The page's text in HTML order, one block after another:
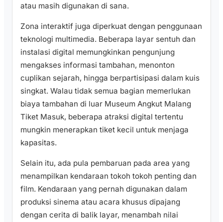
atau masih digunakan di sana.
Zona interaktif juga diperkuat dengan penggunaan
teknologi multimedia. Beberapa layar sentuh dan
instalasi digital memungkinkan pengunjung
mengakses informasi tambahan, menonton
cuplikan sejarah, hingga berpartisipasi dalam kuis
singkat. Walau tidak semua bagian memerlukan
biaya tambahan di luar Museum Angkut Malang
Tiket Masuk, beberapa atraksi digital tertentu
mungkin menerapkan tiket kecil untuk menjaga
kapasitas.
Selain itu, ada pula pembaruan pada area yang
menampilkan kendaraan tokoh tokoh penting dan
film. Kendaraan yang pernah digunakan dalam
produksi sinema atau acara khusus dipajang
dengan cerita di balik layar, menambah nilai